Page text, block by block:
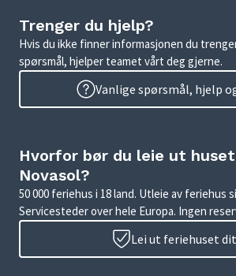
Trenger du hjelp?
Hvis du ikke finner informasjonen du
spørsmål, hjelper teamet vårt deg gjerne.
Vanlige spørsmål, hjelp
Hvorfor bør du leie ut
Novasol?
50 000 feriehus i 18 land. Utleie av feriehus
Servicesteder over hele Europa. Ingen
Lei ut feriehuset